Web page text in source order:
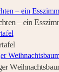
– ein
– ein